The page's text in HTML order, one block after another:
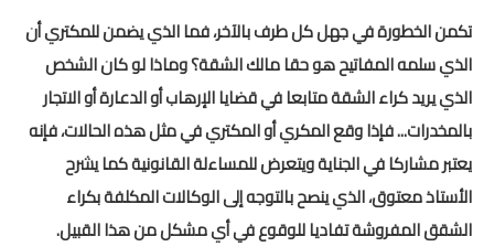
دلائل بيداغوجية
وثائق الإدارة التربوية
مباريات
أطر الأكاديميات
الإدارة التربوية
تكمن الخطورة في جهل كل طرف بالآخر، فما الذي يضمن للمكتري أن
الذي سلمه المفاتيح هو حقا مالك الشقة؟ وماذا لو كان الشخص
الذي يريد كراء الشقة متابعا في قضايا الإرهاب أو الدعارة أو الاتجار
بالمخدرات... فإذا وقع المكري أو المكتري في مثل هذه الحالات، فإنه
يعتبر مشاركا في الجناية ويتعرض للمساءلة القانونية كما يشرح
الأستاذ معتوق، الذي ينصح بالتوجه إلى الوكالات المكلفة بكراء
الشقق المفروشة تفاديا للوقوع في أي مشكل من هذا القبيل.